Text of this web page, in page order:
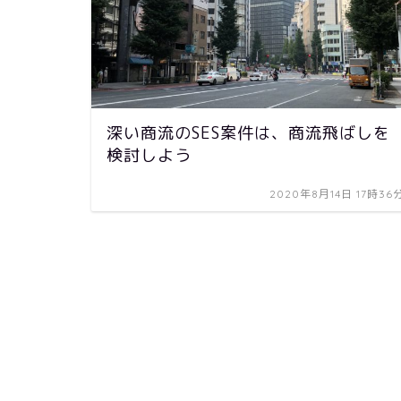
深い商流のSES案件は、商流飛ばしを
検討しよう
2020年8月14日 17時36